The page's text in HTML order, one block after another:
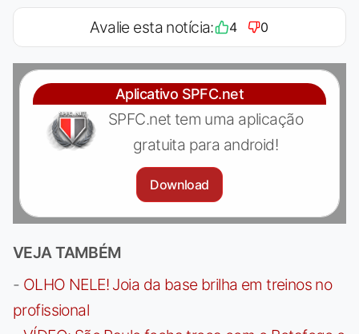
Avalie esta notícia: 4 0
Aplicativo SPFC.net
SPFC.net tem uma aplicação
gratuita para android!
Download
VEJA TAMBÉM
- OLHO NELE! Joia da base brilha em treinos no
profissional